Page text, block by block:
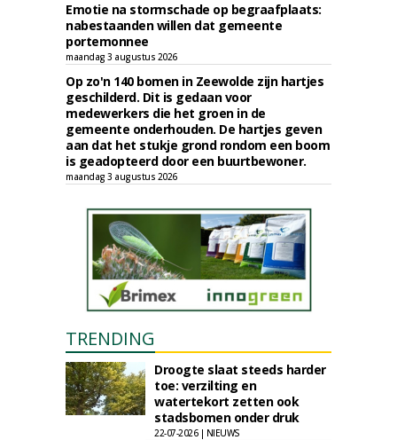
Emotie na stormschade op begraafplaats:
nabestaanden willen dat gemeente
portemonnee
maandag 3 augustus 2026
Op zo'n 140 bomen in Zeewolde zijn hartjes
geschilderd. Dit is gedaan voor
medewerkers die het groen in de
gemeente onderhouden. De hartjes geven
aan dat het stukje grond rondom een boom
is geadopteerd door een buurtbewoner.
maandag 3 augustus 2026
TRENDING
Droogte slaat steeds harder
toe: verzilting en
watertekort zetten ook
stadsbomen onder druk
22-07-2026 | NIEUWS